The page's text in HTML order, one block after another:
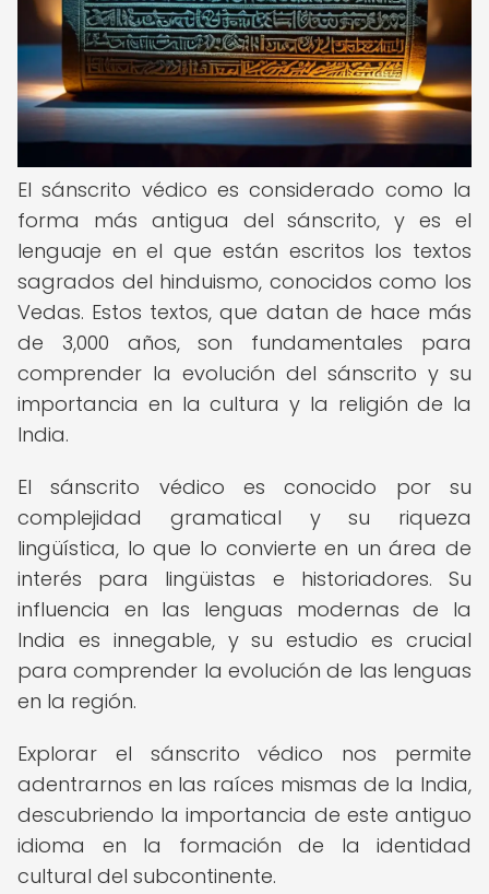
El sánscrito védico es considerado como la
forma más antigua del sánscrito, y es el
lenguaje en el que están escritos los textos
sagrados del hinduismo, conocidos como los
Vedas. Estos textos, que datan de hace más
de 3,000 años, son fundamentales para
comprender la evolución del sánscrito y su
importancia en la cultura y la religión de la
India.
El sánscrito védico es conocido por su
complejidad gramatical y su riqueza
lingüística, lo que lo convierte en un área de
interés para lingüistas e historiadores. Su
influencia en las lenguas modernas de la
India es innegable, y su estudio es crucial
para comprender la evolución de las lenguas
en la región.
Explorar el sánscrito védico nos permite
adentrarnos en las raíces mismas de la India,
descubriendo la importancia de este antiguo
idioma en la formación de la identidad
cultural del subcontinente.